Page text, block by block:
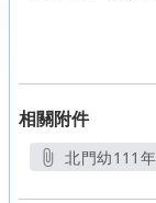
相關附件
北門幼111